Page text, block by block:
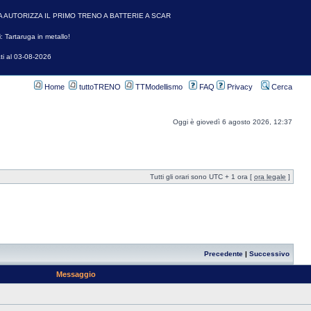
Home tuttoTRENO TTModellismo FAQ Privacy Cerca
Oggi è giovedì 6 agosto 2026, 12:37
Tutti gli orari sono UTC + 1 ora [ ora legale ]
Precedente | Successivo
Messaggio
AUTORIZZA IL PRIMO TRENO A BATTERIE A SCAR
Tartaruga in metallo!
al 03-08-2026